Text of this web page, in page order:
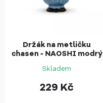
Držák na metličku
chasen - NAOSHI modrý
Skladem
229 Kč